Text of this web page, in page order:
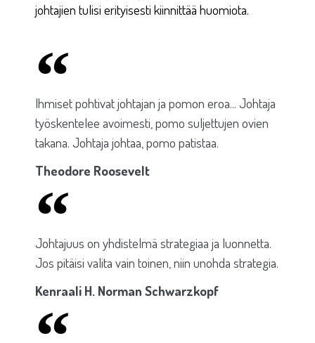
johtajien tulisi erityisesti kiinnittää huomiota.
Ihmiset pohtivat johtajan ja pomon eroa... Johtaja
työskentelee avoimesti, pomo suljettujen ovien
takana. Johtaja johtaa, pomo patistaa.
Theodore Roosevelt
Johtajuus on yhdistelmä strategiaa ja luonnetta.
Jos pitäisi valita vain toinen, niin unohda strategia.
Kenraali H. Norman Schwarzkopf